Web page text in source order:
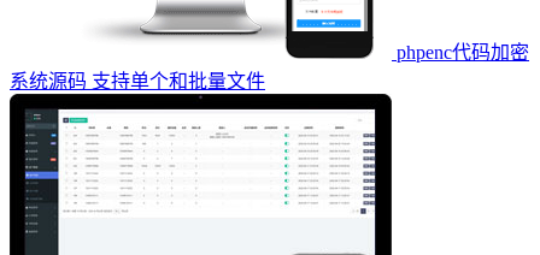
phpenc代码加密
系统源码 支持单个和批量文件